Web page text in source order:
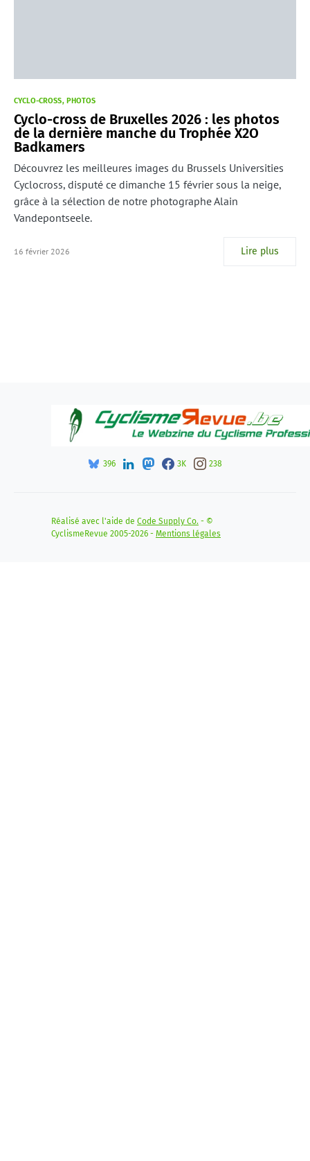
CYCLO-CROSS PHOTOS
Cyclo-cross de Bruxelles 2026 : les photos
de la dernière manche du Trophée X2O
Badkamers
Découvrez les meilleures images du Brussels Universities
Cyclocross, disputé ce dimanche 15 février sous la neige,
grâce à la sélection de notre photographe Alain
Vandepontseele.
16 février 2026 Lire plus
396 3K 238
Réalisé avec l'aide de Code Supply Co. - ©
CyclismeRevue 2005-2026 - Mentions légales